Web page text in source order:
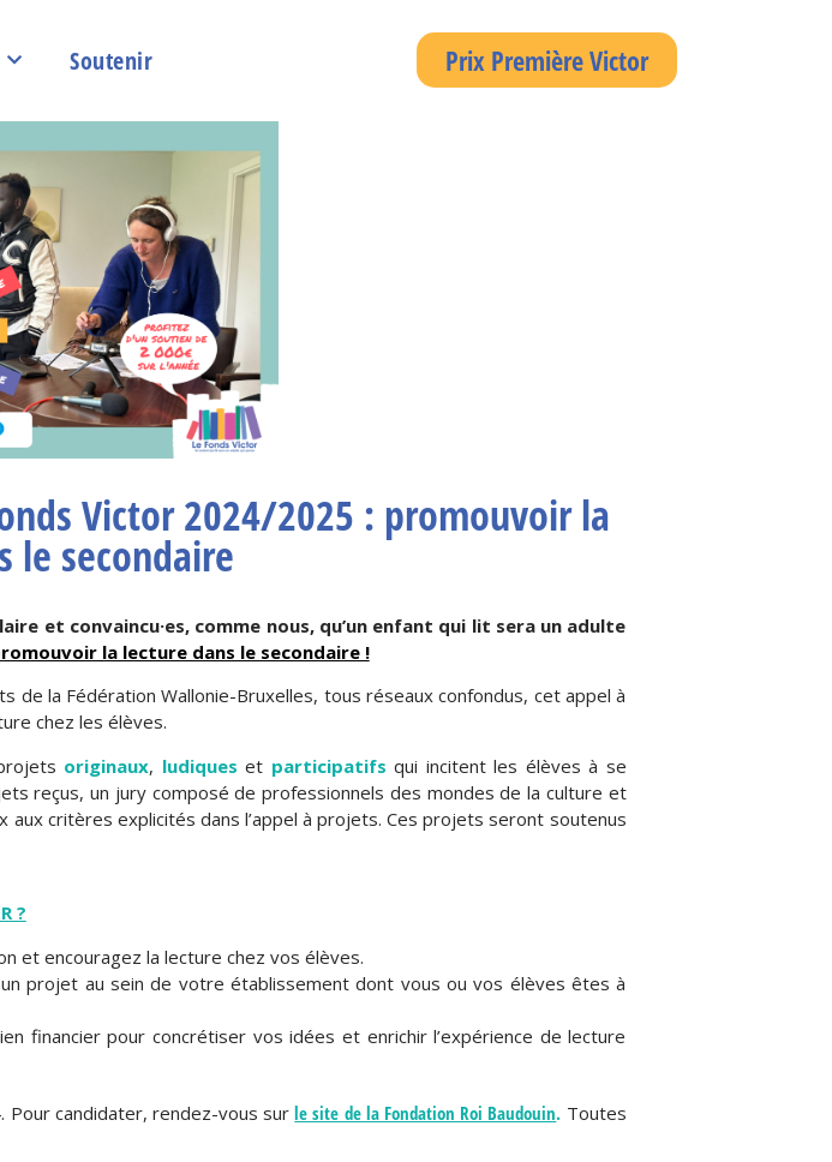
Soutenir Prix Première Victor
Victor 2024/2025 : promouvoir la
le secondaire
et convaincu·es, comme nous, qu’un enfant qui lit sera un adulte
la lecture dans le secondaire !
la Fédération Wallonie-Bruxelles, tous réseaux confondus, cet appel à
chez les élèves.
originaux, ludiques et participatifs qui incitent les élèves à se
reçus, un jury composé de professionnels des mondes de la culture et
aux critères explicités dans l’appel à projets. Ces projets seront soutenus
?
et encouragez la lecture chez vos élèves.
projet au sein de votre établissement dont vous ou vos élèves êtes à
financier pour concrétiser vos idées et enrichir l’expérience de lecture
Pour candidater, rendez-vous surle site de la Fondation Roi Baudouin. Toutes